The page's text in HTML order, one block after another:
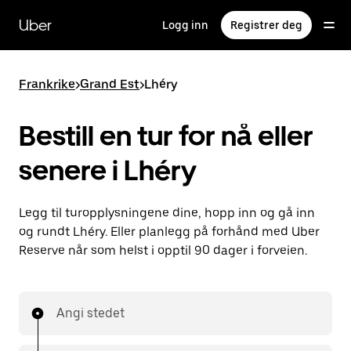
hovedinnholdet
Uber Logg inn Registrer deg
Frankrike>Grand Est>Lhéry
Bestill en tur for nå eller
senere i Lhéry
Legg til turopplysningene dine, hopp inn og gå inn
og rundt Lhéry. Eller planlegg på forhånd med Uber
Reserve når som helst i opptil 90 dager i forveien.
Angi stedet